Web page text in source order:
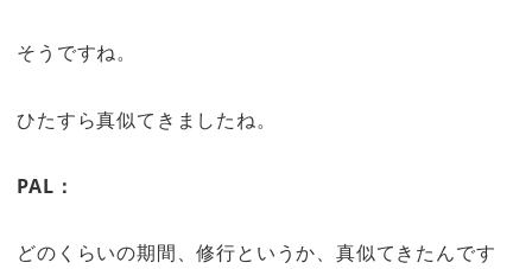
そうですね。
ひたすら真似てきましたね。
PAL：
どのくらいの期間、修行というか、真似てきたんです